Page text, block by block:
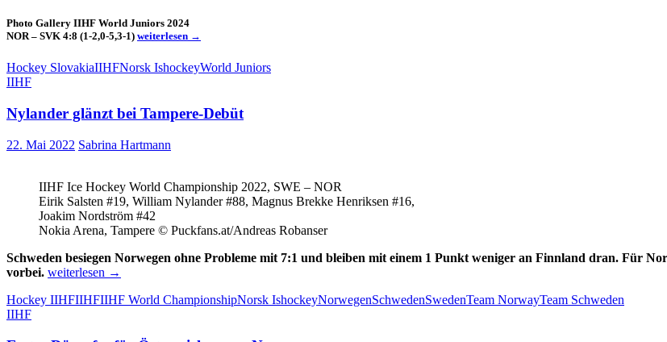
Photo Gallery IIHF World Juniors 2024
NOR – SVK 4:8 (1-2,0-5,3-1) Photo
IIHF
World
NOR
SVK
4:8
weiterlesen →
Hockey SlovakiaIIHFNorsk IshockeyWorld Juniors
IIHF
Nylander glänzt bei Tampere-Debüt
22. Mai 2022 Sabrina Hartmann
IIHF Ice Hockey World Championship 2022, SWE – NOR
Eirik Salsten #19, William Nylander #88, Magnus Brekke Henriksen #16,
Joakim Nordström #42
Nokia Arena, Tampere © Puckfans.at/Andreas Robanser
Schweden besiegen Norwegen ohne Probleme mit 7:1 und bleiben mit einem 1 Punkt weniger an Finnland dran. Für
vorbei. Nylander
bei
weiterlesen →
Hockey IIHFIIHFIIHF World ChampionshipNorsk IshockeyNorwegenSchwedenSwedenTeam NorwayTeam Schweden
IIHF